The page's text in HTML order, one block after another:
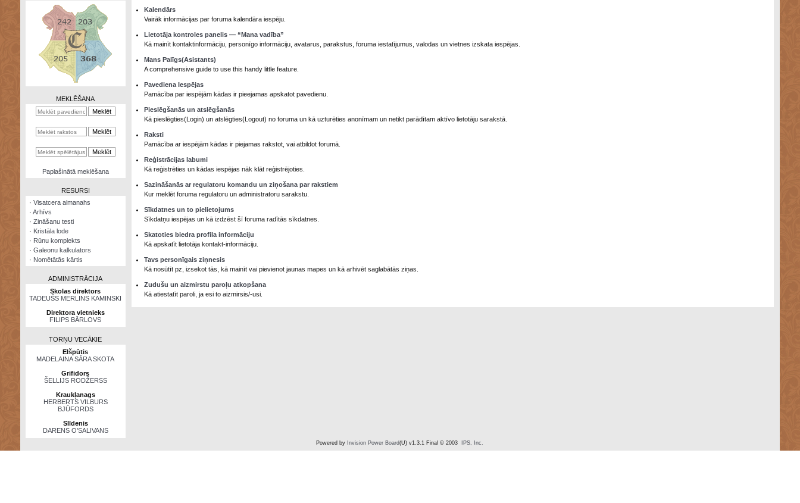
kalkulators
MEKLĒŠANA
Paplašinātā meklēšana
RESURSI
· Visatcera almanahs
· Arhīvs
· Zināšanu testi
· Kristāla lode
· Rūnu komplekts
· Galeonu kalkulators
· Nomētātās kārtis
ADMINISTRĀCIJA
Skolas direktors
TADEUŠS MERLINS KAMINSKI
Direktora vietnieks
FILIPS BĀRLOVS
TORŅU VECĀKIE
Elšpūtis
MADELAINA SĀRA SKOTA
Grifidors
ŠELLIJS RODŽERSS
Kraukļanags
HERBERTS VILBURS
BJŪFORDS
Slīdenis
DARENS O’SALIVANS
Kalendārs
Vairāk informācijas par foruma kalendāra iespēju.
Lietotāja kontroles panelis — “Mana vadība”
Kā mainīt kontaktinformāciju, personīgo informāciju, avatarus, parakstus, foruma iestatījumus, valodas un vietnes izskata iespējas.
Mans Palīgs(Asistants)
A comprehensive guide to use this handy little feature.
Pavediena Iespējas
Pamācība par iespējām kādas ir pieejamas apskatot pavedienu.
Pieslēgšanās un atslēgšanās
Kā pieslēgties(Login) un atslēgties(Logout) no foruma un kā uzturēties anonīmam un netikt parādītam aktīvo lietotāju sarakstā.
Raksti
Pamācība ar iespējām kādas ir piejamas rakstot, vai atbildot forumā.
Reģistrācijas labumi
Kā reģistrēties un kādas iespējas nāk klāt reģistrējoties.
Sazināšanās ar regulatoru komandu un ziņošana par rakstiem
Kur meklēt foruma regulatoru un administratoru sarakstu.
Sīkdatnes un to pielietojums
Sīkdatņu iespējas un kā izdzēst šī foruma radītās sīkdatnes.
Skatoties biedra profila informāciju
Kā apskatīt lietotāja kontakt-informāciju.
Tavs personīgais ziņnesis
Kā nosūtīt pz, izsekot tās, kā mainīt vai pievienot jaunas mapes un kā arhivēt saglabātās ziņas.
Zudušu un aizmirstu paroļu atkopšana
Kā atiestatīt paroli, ja esi to aizmirsis/-usi.
Powered by Invision Power Board(U) v1.3.1 Final © 2003 IPS, Inc.